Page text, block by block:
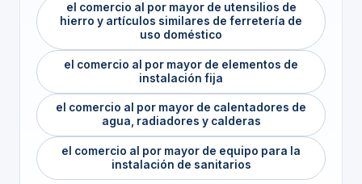
el comercio al por mayor de utensilios de
hierro y artículos similares de ferretería de
uso doméstico
el comercio al por mayor de elementos de
instalación fija
el comercio al por mayor de calentadores de
agua, radiadores y calderas
el comercio al por mayor de equipo para la
instalación de sanitarios